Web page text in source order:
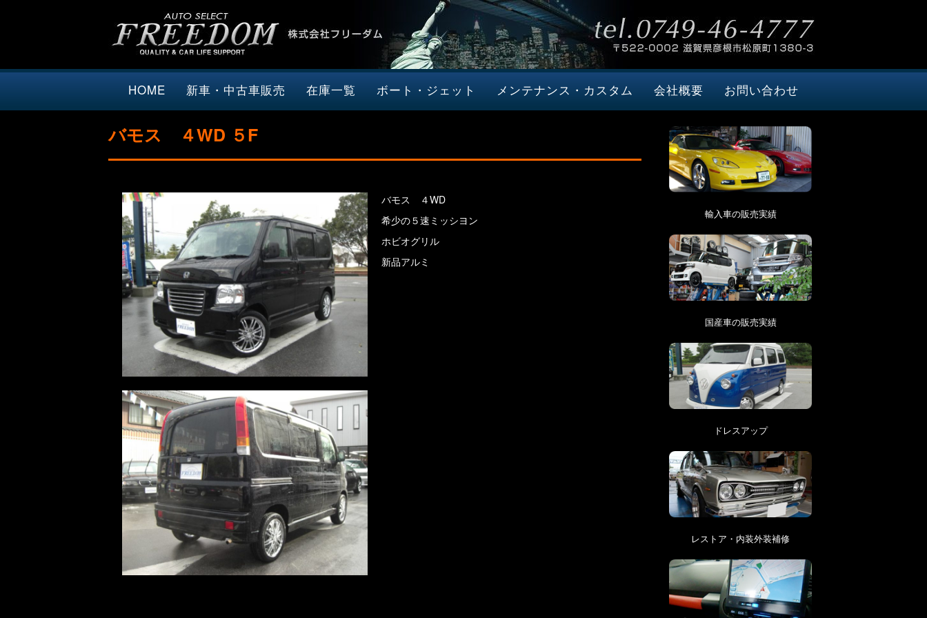
HOME 新車・中古車販売 在庫一覧 ボート・ジェット メンテナンス・カスタム 会社概要 お問い合わせ
バモス ４WD ５F
バモス ４WD
希少の５速ミッシヨン
ホビオグリル
新品アルミ
輸入車の販売実績
国産車の販売実績
ドレスアップ
レストア・内装外装補修